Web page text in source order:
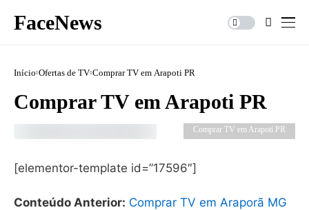
FaceNews
Início Ofertas de TV Comprar TV em Arapoti PR
Comprar TV em Arapoti PR
Comprar TV em Arapoti PR
[elementor-template id=”17596″]
Conteúdo Anterior: Comprar TV em Araporã MG